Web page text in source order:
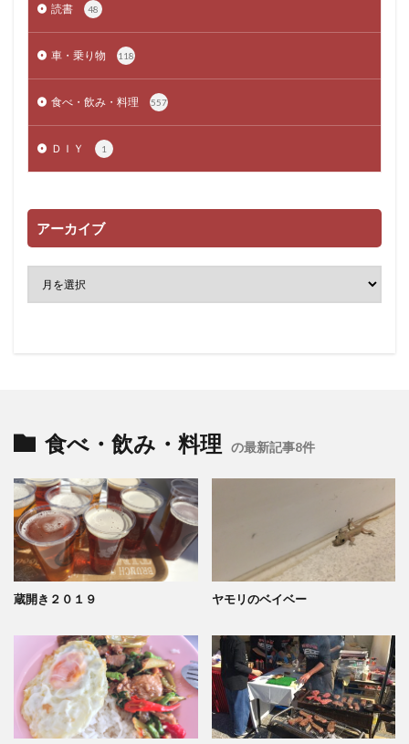
読書 48
車・乗り物 118
食べ・飲み・料理 557
ＤＩＹ 1
アーカイブ
食べ・飲み・料理 の最新記事8件
蔵開き２０１９ ヤモリのベイベー